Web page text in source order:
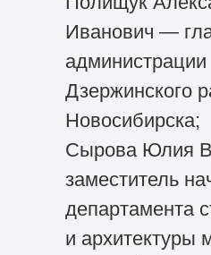
Иванович —
администрации
Дзержинского
Новосибирска;
Сырова Юлия
заместитель
департамента
и архитектуры